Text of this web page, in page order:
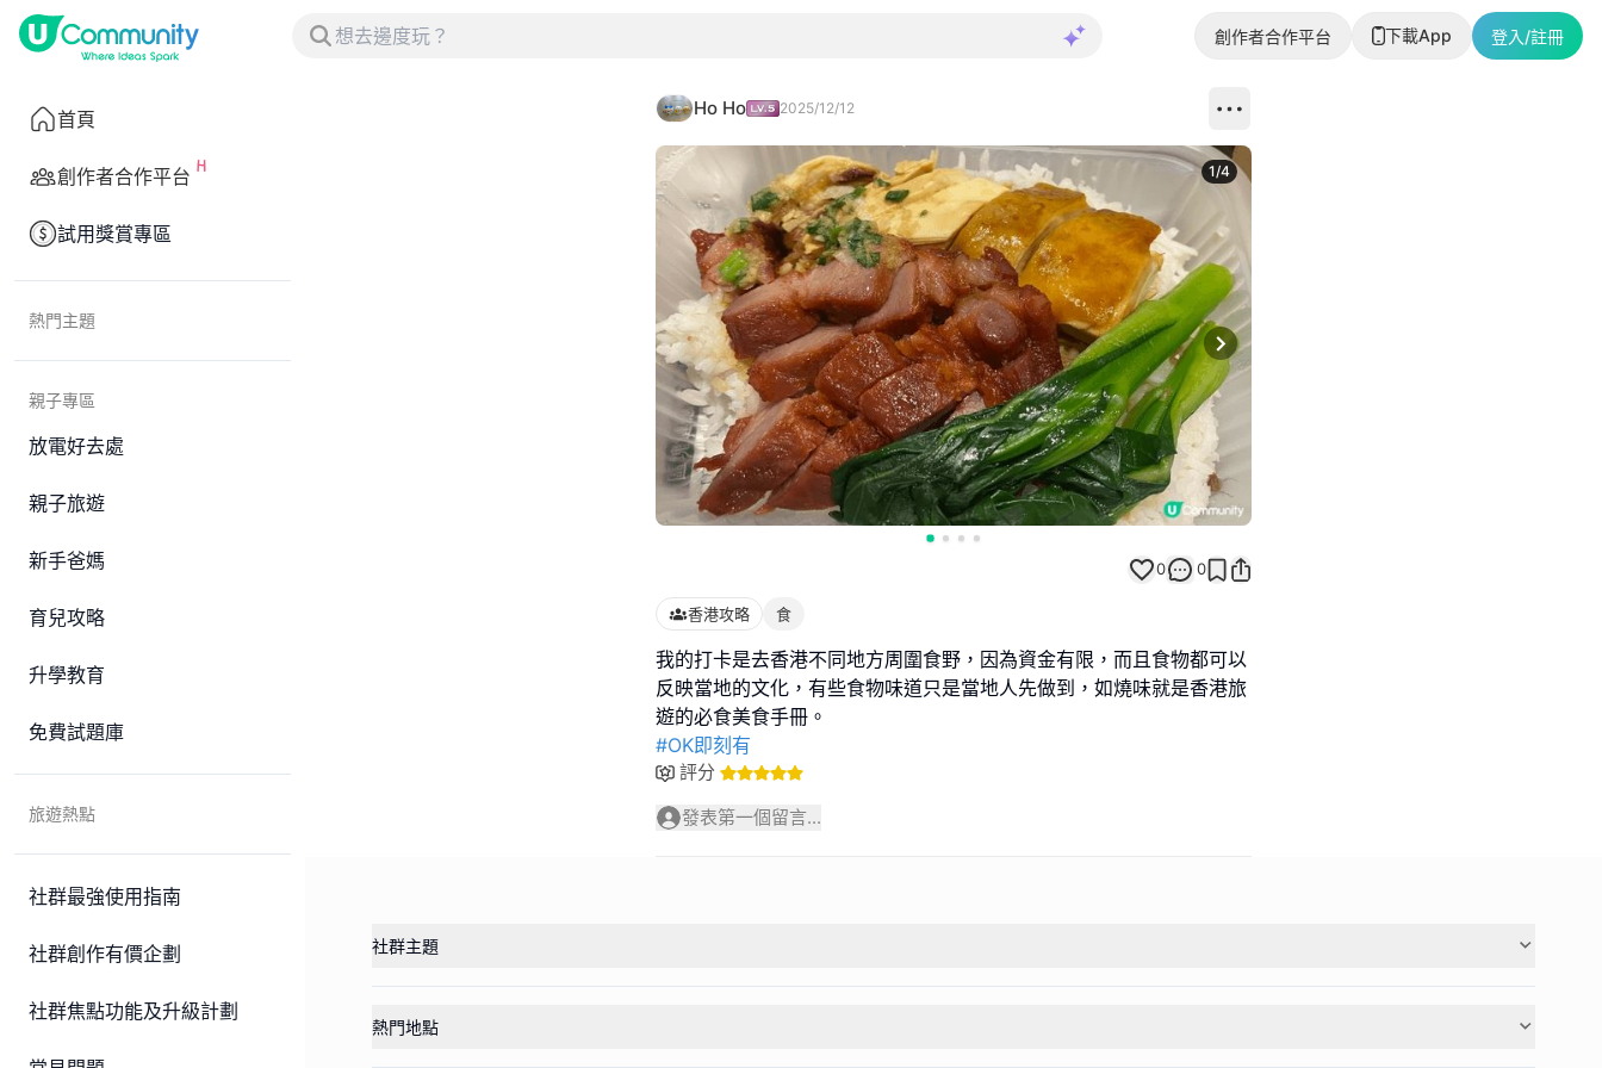
創作者合作平台 下載App 登入/註冊
首頁
創作者合作平台
試用獎賞專區
熱門主題
親子專區
放電好去處
親子旅遊
新手爸媽
育兒攻略
升學教育
免費試題庫
旅遊熱點
社群最強使用指南
社群創作有價企劃
社群焦點功能及升級計劃
Ho Ho 2025/12/12
Next slide
1/4
0 0
香港攻略 食
我的打卡是去香港不同地方周圍食野，因為資金有限，而且食物都可以
反映當地的文化，有些食物味道只是當地人先做到，如燒味就是香港旅
#OK即刻有
評分
發表第一個留言...
社群主題
熱門地點